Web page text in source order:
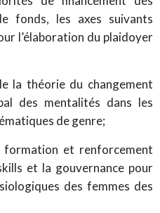
fonds, les axes suivants
l’élaboration du plaidoyer
la théorie du changement
des mentalités dans les
de genre;
formation et renforcement
et la gouvernance pour
des femmes des